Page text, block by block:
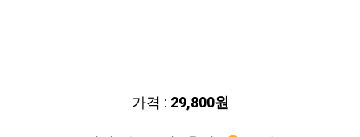
가격 : 29,800원